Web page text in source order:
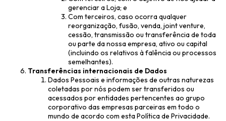
gerenciar a Loja; e
Com terceiros, caso ocorra qualquer
reorganização, fusão, venda, joint venture,
cessão, transmissão ou transferência de toda
ou parte da nossa empresa, ativo ou capital
(incluindo os relativos à falência ou processos
semelhantes).
Transferências internacionais de Dados
Dados Pessoais e informações de outras naturezas
coletadas por nós podem ser transferidos ou
acessados por entidades pertencentes ao grupo
corporativo das empresas parceiras em todo o
mundo de acordo com esta Política de Privacidade.